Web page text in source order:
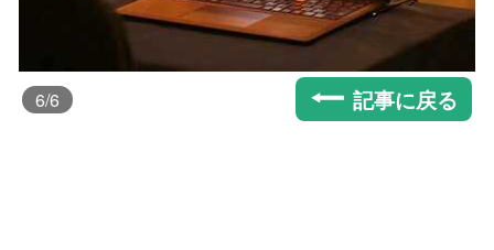
6/6 記事に戻る